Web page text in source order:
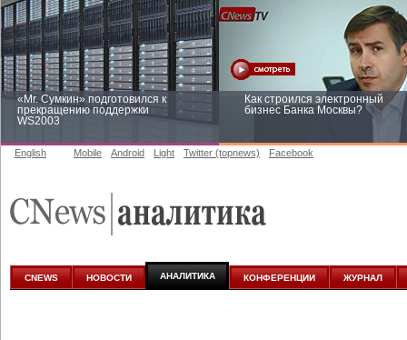
«Mr. Сумкин» подготовился к
прекращению поддержки
WS2003
Как строился электронный
бизнес Банка Москвы?
аналитике
English Mobile Android Light Twitter (topnews) Facebook
CNEWS НОВОСТИ АНАЛИТИКА КОНФЕРЕНЦИИ ЖУРНАЛ